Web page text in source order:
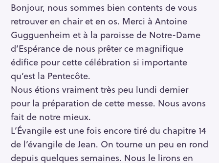
Bonjour, nous sommes bien contents de vous
retrouver en chair et en os. Merci à Antoine
Gugguenheim et à la paroisse de Notre-Dame
d’Espérance de nous prêter ce magnifique
édifice pour cette célébration si importante
qu’est la Pentecôte.
Nous étions vraiment très peu lundi dernier
pour la préparation de cette messe. Nous avons
fait de notre mieux.
L’Évangile est une fois encore tiré du chapitre 14
de l’évangile de Jean. On tourne un peu en rond
depuis quelques semaines. Nous le lirons en